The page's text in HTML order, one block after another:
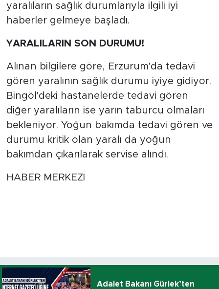
yaralıların sağlık durumlarıyla ilgili iyi
haberler gelmeye başladı.
YARALILARIN SON DURUMU!
Alınan bilgilere göre, Erzurum'da tedavi
gören yaralının sağlık durumu iyiye gidiyor.
Bingöl'deki hastanelerde tedavi gören
diğer yaralıların ise yarın taburcu olmaları
bekleniyor. Yoğun bakımda tedavi gören ve
durumu kritik olan yaralı da yoğun
bakımdan çıkarılarak servise alındı.
HABER MERKEZİ
Adalet Bakanı Gürlek’ten